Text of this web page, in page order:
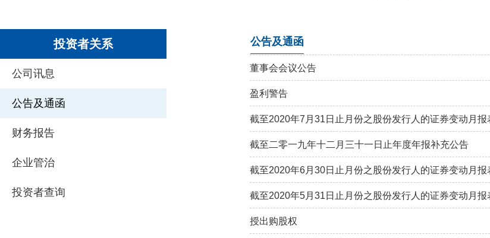
投资者关系
公司讯息
公告及通函
财务报告
企业管治
投资者查询
公告及通函
董事会会议公告
盈利警告
截至2020年7月31日止月份之股份发行人的证券变动月报
截至二零一九年十二月三十一日止年度年报补充公告
截至2020年6月30日止月份之股份发行人的证券变动月报
截至2020年5月31日止月份之股份发行人的证券变动月报
授出购股权